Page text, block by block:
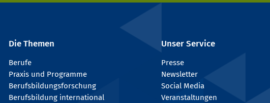
Die Themen
Berufe
Praxis und Programme
Berufsbildungsforschung
Berufsbildung international
Unser Service
Presse
Newsletter
Social Media
Veranstaltungen